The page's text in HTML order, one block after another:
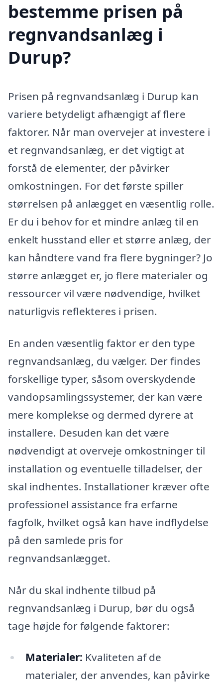
bestemme prisen på
regnvandsanlæg i
Durup?
Prisen på regnvandsanlæg i Durup kan
variere betydeligt afhængigt af flere
faktorer. Når man overvejer at investere i
et regnvandsanlæg, er det vigtigt at
forstå de elementer, der påvirker
omkostningen. For det første spiller
størrelsen på anlægget en væsentlig rolle.
Er du i behov for et mindre anlæg til en
enkelt husstand eller et større anlæg, der
kan håndtere vand fra flere bygninger? Jo
større anlægget er, jo flere materialer og
ressourcer vil være nødvendige, hvilket
naturligvis reflekteres i prisen.
En anden væsentlig faktor er den type
regnvandsanlæg, du vælger. Der findes
forskellige typer, såsom overskydende
vandopsamlingssystemer, der kan være
mere komplekse og dermed dyrere at
installere. Desuden kan det være
nødvendigt at overveje omkostninger til
installation og eventuelle tilladelser, der
skal indhentes. Installationer kræver ofte
professionel assistance fra erfarne
fagfolk, hvilket også kan have indflydelse
på den samlede pris for
regnvandsanlægget.
Når du skal indhente tilbud på
regnvandsanlæg i Durup, bør du også
tage højde for følgende faktorer:
Materialer: Kvaliteten af de
materialer, der anvendes, kan påvirke